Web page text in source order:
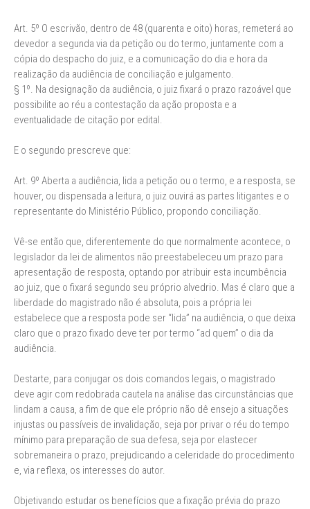
Art. 5º O escrivão, dentro de 48 (quarenta e oito) horas, remeterá ao
devedor a segunda via da petição ou do termo, juntamente com a
cópia do despacho do juiz, e a comunicação do dia e hora da
realização da audiência de conciliação e julgamento.
§ 1º. Na designação da audiência, o juiz fixará o prazo razoável que
possibilite ao réu a contestação da ação proposta e a
eventualidade de citação por edital.
E o segundo prescreve que:
Art. 9º Aberta a audiência, lida a petição ou o termo, e a resposta, se
houver, ou dispensada a leitura, o juiz ouvirá as partes litigantes e o
representante do Ministério Público, propondo conciliação.
Vê-se então que, diferentemente do que normalmente acontece, o
legislador da lei de alimentos não preestabeleceu um prazo para
apresentação de resposta, optando por atribuir esta incumbência
ao juiz, que o fixará segundo seu próprio alvedrio. Mas é claro que a
liberdade do magistrado não é absoluta, pois a própria lei
estabelece que a resposta pode ser “lida” na audiência, o que deixa
claro que o prazo fixado deve ter por termo “ad quem” o dia da
audiência.
Destarte, para conjugar os dois comandos legais, o magistrado
deve agir com redobrada cautela na análise das circunstâncias que
lindam a causa, a fim de que ele próprio não dê ensejo a situações
injustas ou passíveis de invalidação, seja por privar o réu do tempo
mínimo para preparação de sua defesa, seja por elastecer
sobremaneira o prazo, prejudicando a celeridade do procedimento
e, via reflexa, os interesses do autor.
Objetivando estudar os benefícios que a fixação prévia do prazo